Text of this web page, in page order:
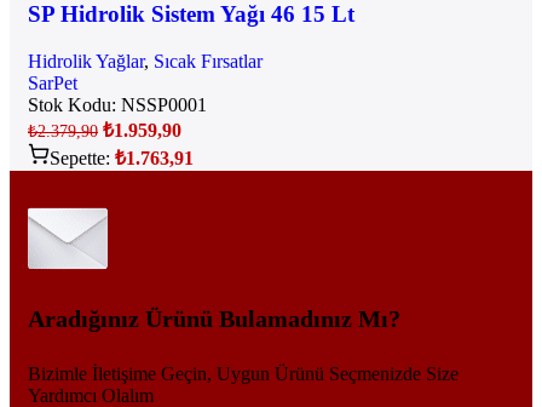
SP Hidrolik Sistem Yağı 46 15 Lt
Hidrolik Yağlar, Sıcak Fırsatlar
SarPet
Stok Kodu: NSSP0001
₺2.379,90 ₺1.959,90
Sepette: ₺1.763,91
Aradığınız Ürünü Bulamadınız Mı?
Bizimle İletişime Geçin, Uygun Ürünü Seçmenizde Size
Yardımcı Olalım